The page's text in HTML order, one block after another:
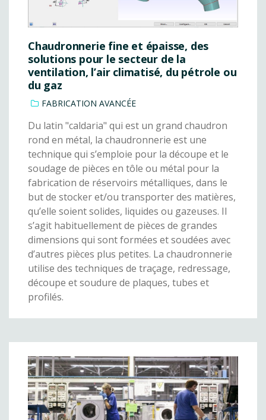
Chaudronnerie fine et épaisse, des
solutions pour le secteur de la
ventilation, l’air climatisé, du pétrole ou
du gaz
FABRICATION AVANCÉE
Du latin "caldaria" qui est un grand chaudron
rond en métal, la chaudronnerie est une
technique qui s’emploie pour la découpe et le
soudage de pièces en tôle ou métal pour la
fabrication de réservoirs métalliques, dans le
but de stocker et/ou transporter des matières,
qu’elle soient solides, liquides ou gazeuses. Il
s’agit habituellement de pièces de grandes
dimensions qui sont formées et soudées avec
d’autres pièces plus petites. La chaudronnerie
utilise des techniques de traçage, redressage,
découpe et soudure de plaques, tubes et
profilés.